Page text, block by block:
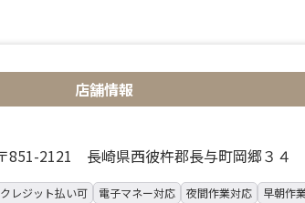
店舗情報
851-2121 長崎県西彼杵郡長与町岡郷３４
クレジット払い可 電子マネー対応 夜間作業対応 早朝作